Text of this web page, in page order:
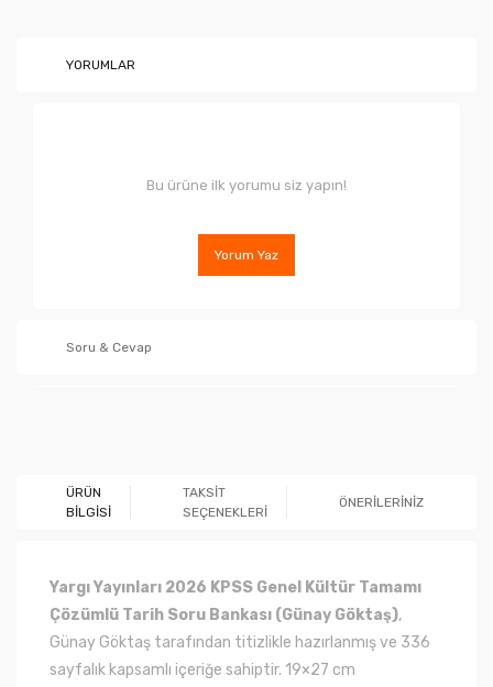
YORUMLAR
Bu ürüne ilk yorumu siz yapın!
Yorum Yaz
Soru & Cevap
ÜRÜN
BİLGİSİ
TAKSİT
SEÇENEKLERİ
ÖNERİLERİNİZ
Yargı Yayınları 2026 KPSS Genel Kültür Tamamı
Çözümlü Tarih Soru Bankası (Günay Göktaş),
Günay Göktaş tarafından titizlikle hazırlanmış ve 336
sayfalık kapsamlı içeriğe sahiptir. 19×27 cm